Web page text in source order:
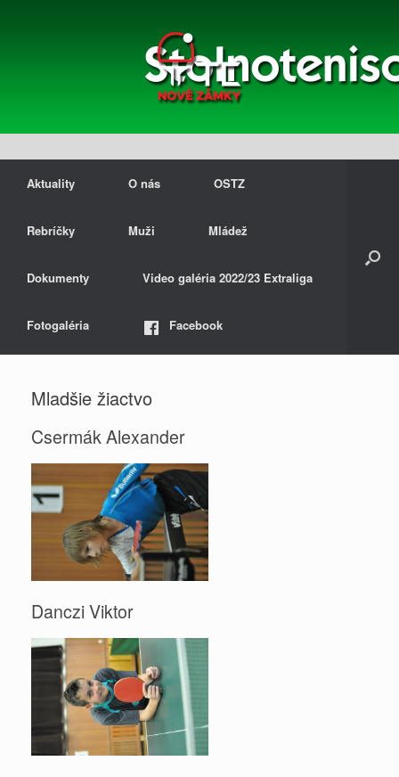
Aktuality O nás OSTZ
Rebríčky Muži Mládež
Dokumenty Video galéria 2022/23 Extraliga
Fotogaléria Facebook
Mladšie žiactvo
Csermák Alexander
Danczi Viktor